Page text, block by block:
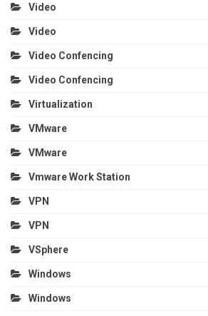
Video
Video
Video Confencing
Video Confencing
Virtualization
VMware
VMware
Vmware Work Station
VPN
VPN
VSphere
Windows
Windows